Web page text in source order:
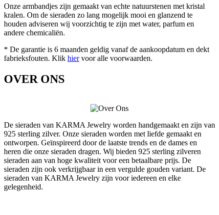
Onze armbandjes zijn gemaakt van echte natuurstenen met kristal
kralen. Om de sieraden zo lang mogelijk mooi en glanzend te
houden adviseren wij voorzichtig te zijn met water, parfum en
andere chemicaliën.
* De garantie is 6 maanden geldig vanaf de aankoopdatum en dekt
fabrieksfouten. Klik hiervoor alle voorwaarden.
OVER ONS
De sieraden van KARMA Jewelry worden handgemaakt en zijn van
925 sterling zilver. Onze sieraden worden met liefde gemaakt en
ontworpen. Geïnspireerd door de laatste trends en de dames en
heren die onze sieraden dragen. Wij bieden 925 sterling zilveren
sieraden aan van hoge kwaliteit voor een betaalbare prijs. De
sieraden zijn ook verkrijgbaar in een vergulde gouden variant. De
sieraden van KARMA Jewelry zijn voor iedereen en elke
gelegenheid.